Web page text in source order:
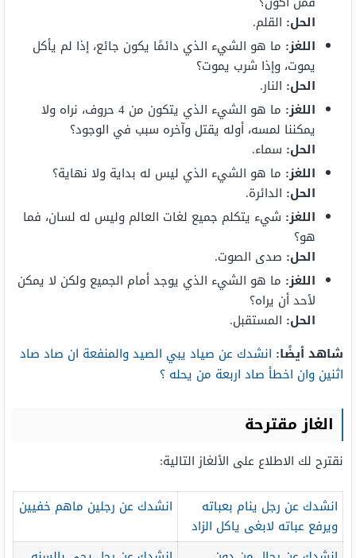
الحل: القلم.
اللغز: ما هو الشيء الذي دائمًا يكون جائع، إذا لم يأكل
يموت، وإذا شرب يموت؟
الحل: النار.
اللغز:
ما هو الشيء الذي يتكون من 4 حروف، نراه ولا
يمكننا لمسه، أوله يقتل وآخره سبب في الوجود؟
الحل: سماء.
اللغز: ما هو الشيء الذي ليس له بداية ولا نهاية؟
الحل: الدائرة.
اللغز: شيء يتكلم جميع لغات العالم وليس له لسان، فما
هو؟
الحل: صدى الصوت.
اللغز: ما هو الشيء الذي يوجد أمام الجميع ولكن لا يمكن
لأحد أن يراه؟
الحل: المستقبل.
شاهد أيضًا: انشدك عن صياد يبي الصيد والمنفعة ان صاد صاد
اثنين وان اخطأ صاد اربعة من يحله ؟
الغاز مقترحة
نقترح لك الاطلاع على الألغاز التالية:
انشدك عن رجل ينام بعباته
ويرفع عباته لابغى ياكل الزاد
انشدك عن رجلين ماهم خفيين